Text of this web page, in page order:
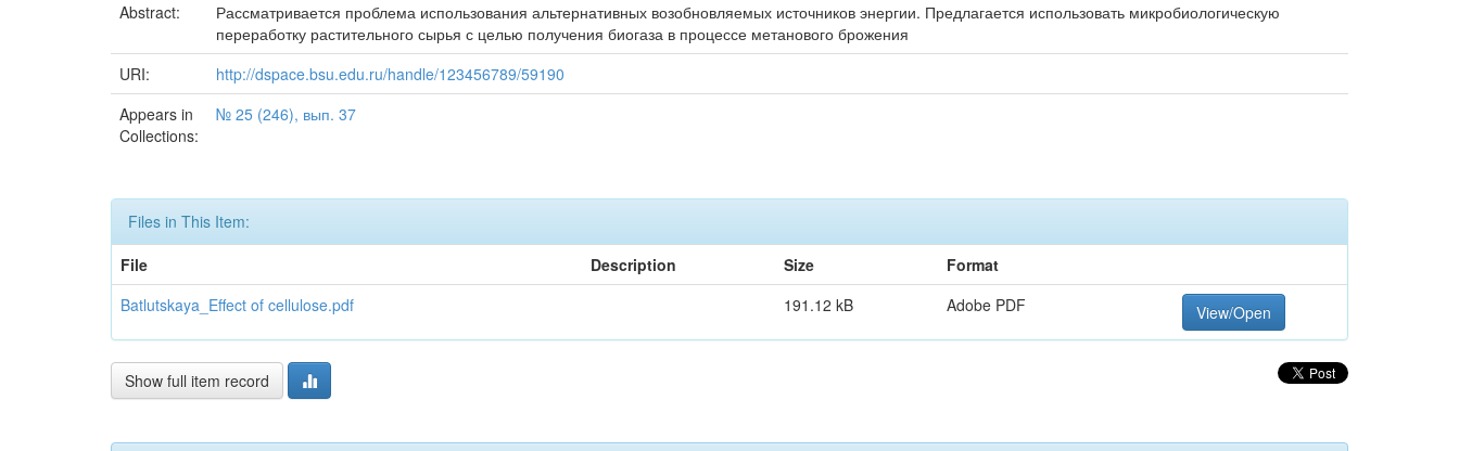
Abstract:
Рассматривается проблема использования альтернативных возобновляемых источников энергии. Предлагается использовать микробиологическую
переработку растительного сырья с целью получения биогаза в процессе метанового брожения
URI:
http://dspace.bsu.edu.ru/handle/123456789/59190
Appears in
Collections:
№ 25 (246), вып. 37
Files in This Item:
File
Description Size
Format
Batlutskaya_Effect of cellulose.pdf
191.12 kB Adobe PDF View/Open
Show full item record